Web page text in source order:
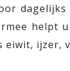
helpt
ijzer,